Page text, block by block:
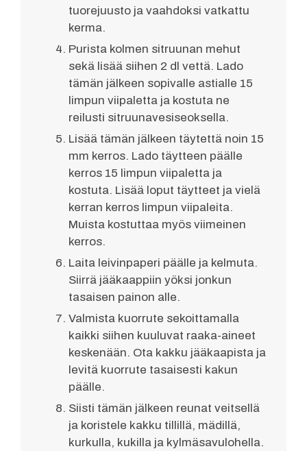
tuorejuusto ja vaahdoksi vatkattu
kerma.
Purista kolmen sitruunan mehut
sekä lisää siihen 2 dl vettä. Lado
tämän jälkeen sopivalle astialle 15
limpun viipaletta ja kostuta ne
reilusti sitruunavesiseoksella.
Lisää tämän jälkeen täytettä noin 15
mm kerros. Lado täytteen päälle
kerros 15 limpun viipaletta ja
kostuta. Lisää loput täytteet ja vielä
kerran kerros limpun viipaleita.
Muista kostuttaa myös viimeinen
kerros.
Laita leivinpaperi päälle ja kelmuta.
Siirrä jääkaappiin yöksi jonkun
tasaisen painon alle.
Valmista kuorrute sekoittamalla
kaikki siihen kuuluvat raaka-aineet
keskenään. Ota kakku jääkaapista ja
levitä kuorrute tasaisesti kakun
päälle.
Siisti tämän jälkeen reunat veitsellä
ja koristele kakku tillillä, mädillä,
kurkulla, kukilla ja kylmäsavulohella.